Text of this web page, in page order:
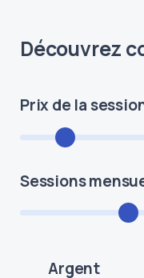
Découvrez
Prix de la
Sessions
Argent